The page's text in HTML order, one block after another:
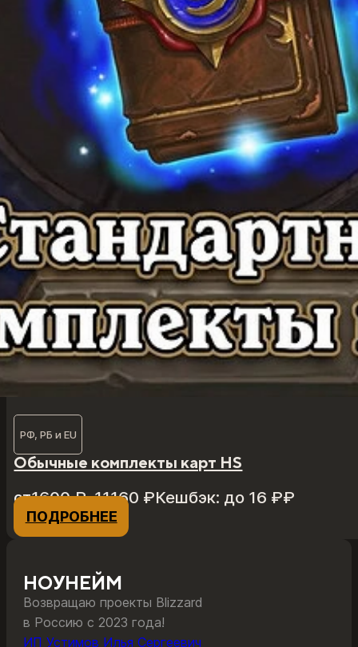
РФ, РБ и EU
Обычные комплекты карт HS
от1600₽–11160 ₽
Диапазон
цен:
1600 ₽
11160 ₽
Кешбэк: до 16 ₽₽
ПОДРОБНЕЕ
товар
вариаций.
Опции
можно
НОУНЕЙМ
Возвращаю проекты Blizzard
в Россию с 2023 года!
ИП Устимов Илья Сергеевич